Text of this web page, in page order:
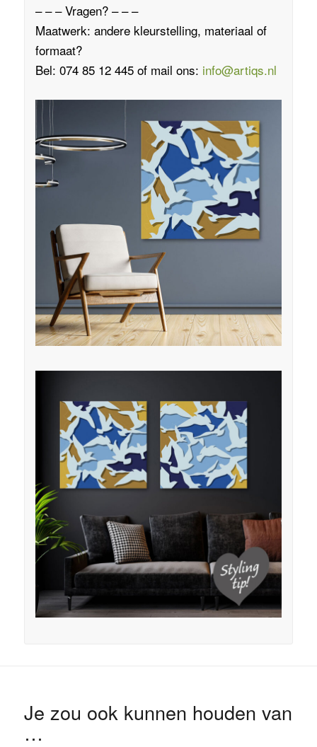
– – – Vragen? – – –
Maatwerk: andere kleurstelling, materiaal of
formaat?
Bel: 074 85 12 445 of mail ons: info@artiqs.nl
Je zou ook kunnen houden van
…